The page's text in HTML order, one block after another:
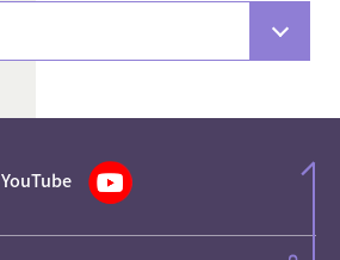
YouTube